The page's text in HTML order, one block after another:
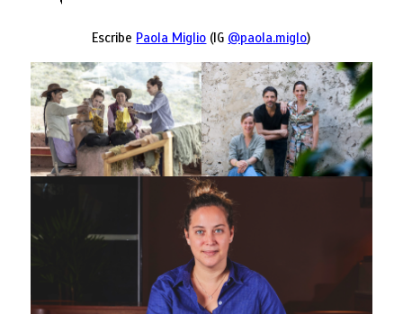
Escribe Paola Miglio (IG @paola.miglo)